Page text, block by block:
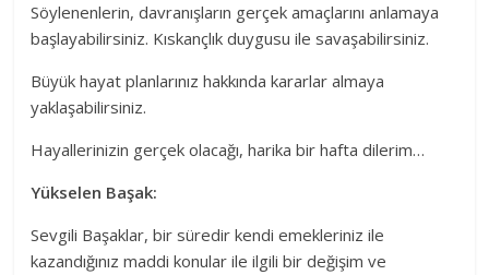
Söylenenlerin, davranışların gerçek amaçlarını anlamaya
başlayabilirsiniz. Kıskançlık duygusu ile savaşabilirsiniz.
Büyük hayat planlarınız hakkında kararlar almaya
yaklaşabilirsiniz.
Hayallerinizin gerçek olacağı, harika bir hafta dilerim…
Yükselen Başak:
Sevgili Başaklar, bir süredir kendi emekleriniz ile
kazandığınız maddi konular ile ilgili bir değişim ve